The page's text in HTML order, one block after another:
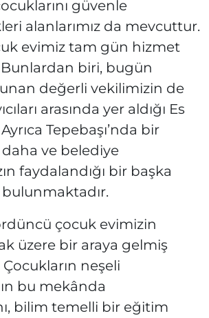
güvenle
alanlarımız da mevcuttur.
evimiz tam gün hizmet
biri, bugün
değerli vekilimizin de
arasında yer aldığı Es
Tepebaşı’nda bir
ve belediye
faydalandığı bir başka
çocuk evimizin
üzere bir araya gelmiş
neşeli
bu mekânda
bilim temelli bir eğitim